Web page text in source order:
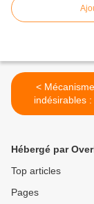
< Mécanismes effets
indésirables :
Hébergé par
Top articles
Pages